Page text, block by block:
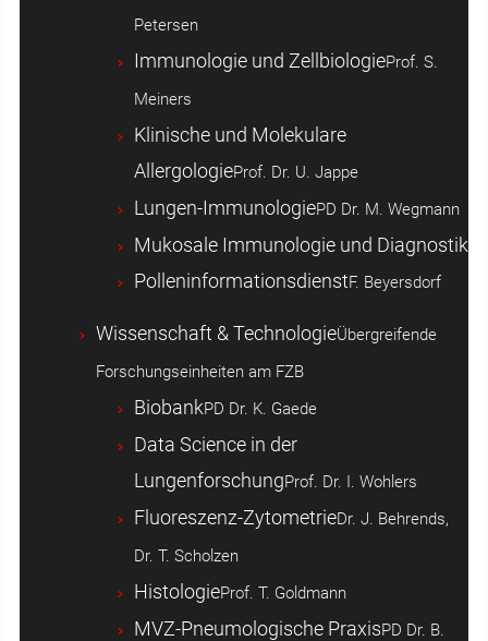
Petersen
Immunologie und ZellbiologieProf. S.
Meiners
Klinische und Molekulare
AllergologieProf. Dr. U. Jappe
Lungen-ImmunologiePD Dr. M. Wegmann
Mukosale Immunologie und Diagnostik
PolleninformationsdienstF. Beyersdorf
Wissenschaft & TechnologieÜbergreifende
Forschungseinheiten am FZB
BiobankPD Dr. K. Gaede
Data Science in der
LungenforschungProf. Dr. I. Wohlers
Fluoreszenz-ZytometrieDr. J. Behrends,
Dr. T. Scholzen
HistologieProf. T. Goldmann
MVZ-Pneumologische PraxisPD Dr. B.